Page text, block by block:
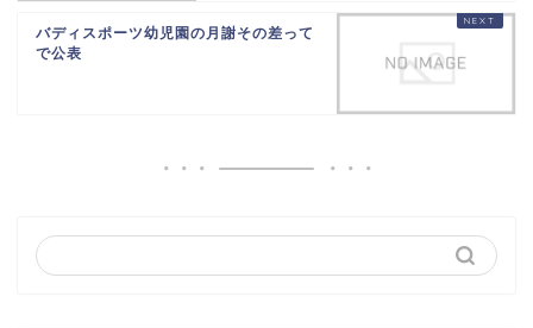
バディスポーツ幼児園の月謝その差って
で公表